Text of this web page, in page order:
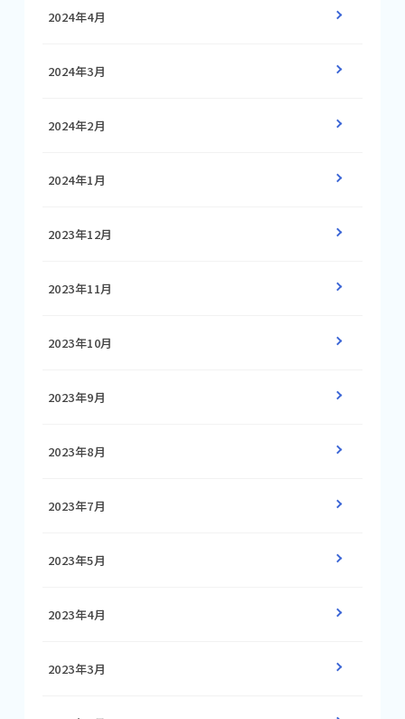
2024年4月
2024年3月
2024年2月
2024年1月
2023年12月
2023年11月
2023年10月
2023年9月
2023年8月
2023年7月
2023年5月
2023年4月
2023年3月